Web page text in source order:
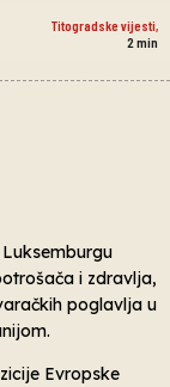
Titogradske vijesti
2 min
i zdravlja,
poglavlja u
Evropske